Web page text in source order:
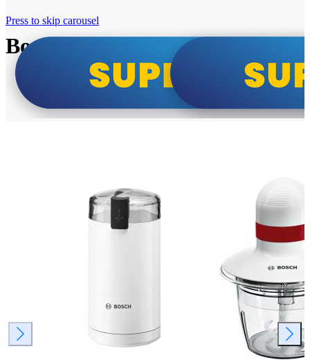
Bosch super cene
Press to skip carousel